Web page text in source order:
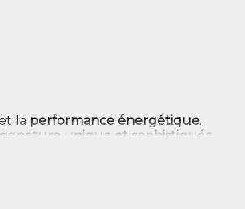
la performance énergétique.
signature unique et sophistiquée